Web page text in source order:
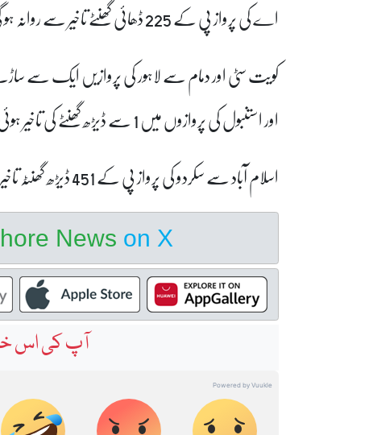
اے کی پرواز پی کے 225 ڈھائی گھنٹے تاخیر سے روانہ ہو گی۔
اور استنبول کی پروازوں میں 1 سے ڈیڑھ گھنٹے کی تاخیر ہوئی ہے۔
اسلام آباد سے سکردو کی پرواز پی کے 451 ڈیڑھ گھنٹہ تاخیر سے روانہ ہو گی۔
News on X
آپ کی اس